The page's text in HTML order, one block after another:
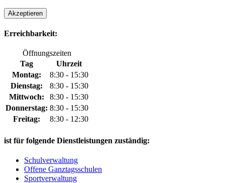
Akzeptieren
Erreichbarkeit:
Öffnungszeiten
Tag
Uhrzeit
Montag:
8:30 - 15:30
Dienstag:
8:30 - 15:30
Mittwoch:
8:30 - 15:30
Donnerstag: 8:30 - 15:30
Freitag:
8:30 - 12:30
ist für folgende Dienstleistungen zuständig:
Schulverwaltung
Offene Ganztagsschulen
Sportverwaltung